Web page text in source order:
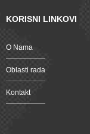
KORISNI LINKOVI
O Nama
Oblasti rada
Kontakt